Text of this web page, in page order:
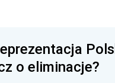
o eliminacje?